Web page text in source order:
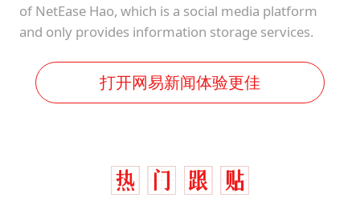
of NetEase Hao, which is a social media platform
and only provides information storage services.
打开网易新闻体验更佳